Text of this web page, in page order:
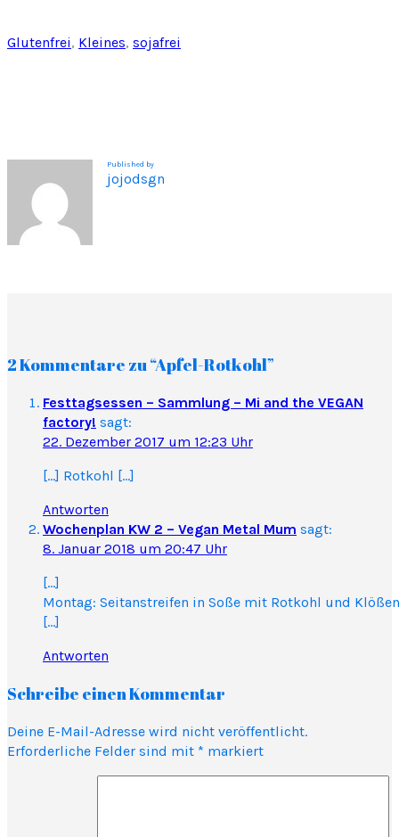
Glutenfrei, Kleines, sojafrei
Published by
jojodsgn
2 Kommentare zu “Apfel-Rotkohl”
Festtagsessen – Sammlung – Mi and the VEGAN
factory! sagt:
22. Dezember 2017 um 12:23 Uhr
[…] Rotkohl […]
Antworten
Wochenplan KW 2 – Vegan Metal Mum sagt:
8. Januar 2018 um 20:47 Uhr
[…]
Montag: Seitanstreifen in Soße mit Rotkohl und Klößen
[…]
Antworten
Schreibe einen Kommentar
Deine E-Mail-Adresse wird nicht veröffentlicht.
Erforderliche Felder sind mit * markiert